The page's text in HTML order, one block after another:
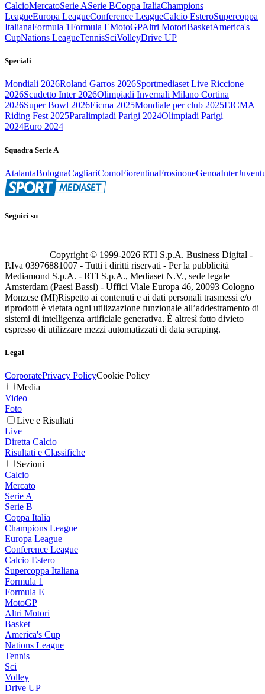
CalcioMercatoSerie ASerie BCoppa ItaliaChampions
LeagueEuropa LeagueConference LeagueCalcio EsteroSupercoppa
ItalianaFormula 1Formula EMotoGPAltri MotoriBasketAmerica's
CupNations LeagueTennisSciVolleyDrive UP
Speciali
Mondiali 2026Roland Garros 2026Sportmediaset Live Riccione
2026Scudetto Inter 2026Olimpiadi Invernali Milano Cortina
2026Super Bowl 2026Eicma 2025Mondiale per club 2025EICMA
Riding Fest 2025Paralimpiadi Parigi 2024Olimpiadi Parigi
2024Euro 2024
Squadra Serie A
AtalantaBolognaCagliariComoFiorentinaFrosinoneGenoaInter
Seguici su
Copyright © 1999-2026 RTI S.p.A. Business Digital -
P.Iva 03976881007 - Tutti i diritti riservati - Per la pubblicità
Mediamond S.p.A. - RTI S.p.A., Mediaset N.V., sede legale
Amsterdam (Paesi Bassi) - Uffici Viale Europa 46, 20093 Cologno
Monzese (MI)Rispetto ai contenuti e ai dati personali trasmessi e/o
riprodotti è vietata ogni utilizzazione funzionale all’addestramento di
sistemi di intelligenza artificiale generativa. È altresì fatto divieto
espresso di utilizzare mezzi automatizzati di data scraping.
Legal
CorporatePrivacy PolicyCookie Policy
Media
Video
Foto
Live e Risultati
Live
Diretta Calcio
Risultati e Classifiche
Sezioni
Calcio
Mercato
Serie A
Serie B
Coppa Italia
Champions League
Europa League
Conference League
Calcio Estero
Supercoppa Italiana
Formula 1
Formula E
MotoGP
Altri Motori
Basket
America's Cup
Nations League
Tennis
Sci
Volley
Drive UP